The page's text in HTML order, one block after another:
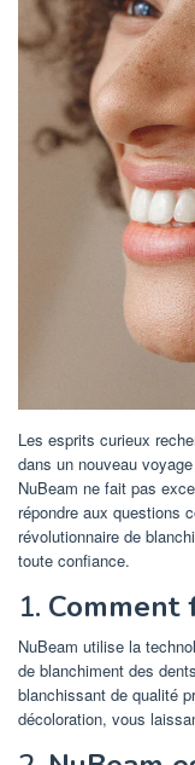
Les esprits curieux
dans un nouveau
NuBeam ne fait pas
répondre aux questions
révolutionnaire de
toute confiance.
1. Comment
NuBeam utilise la
de blanchiment des
blanchissant de qualité
décoloration, vous